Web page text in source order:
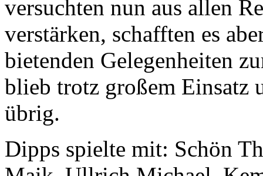
versuchten nun aus allen
verstärken, schafften es
bietenden Gelegenheiten
blieb trotz großem Einsatz
übrig.
Dipps spielte mit: Schön